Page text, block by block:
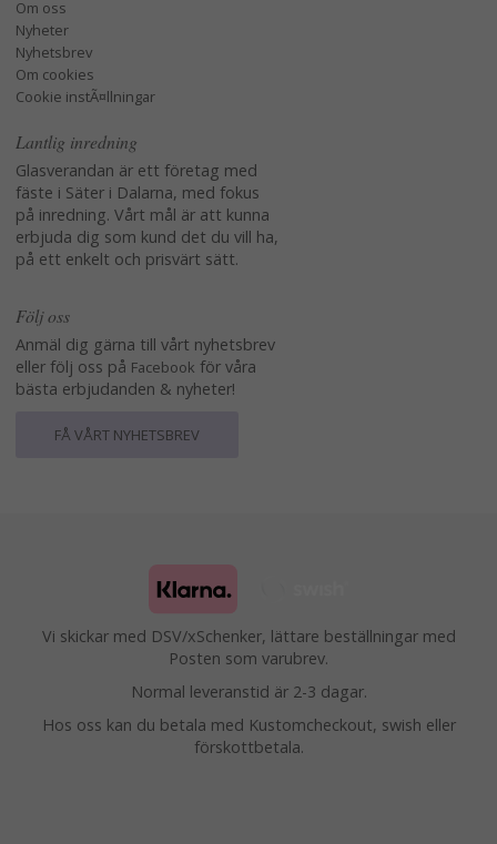
Om oss
Nyheter
Nyhetsbrev
Om cookies
Cookie instÃ¤llningar
Lantlig inredning
Glasverandan är ett företag med
fäste i Säter i Dalarna, med fokus
på inredning. Vårt mål är att kunna
erbjuda dig som kund det du vill ha,
på ett enkelt och prisvärt sätt.
Följ oss
Anmäl dig gärna till vårt nyhetsbrev
eller följ oss på Facebook för våra
bästa erbjudanden & nyheter!
FÅ VÅRT NYHETSBREV
Vi skickar med DSV/xSchenker, lättare beställningar med
Posten som varubrev.
Normal leveranstid är 2-3 dagar.
Hos oss kan du betala med Kustomcheckout, swish eller
förskottbetala.